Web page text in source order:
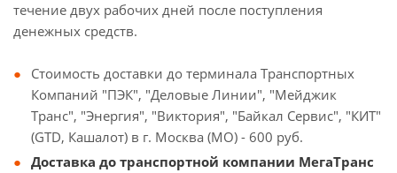
течение двух рабочих дней после поступления
денежных средств.
Стоимость доставки до терминала Транспортных
Компаний "ПЭК", "Деловые Линии", "Мейджик
Транс", "Энергия", "Виктория", "Байкал Сервис", "КИТ"
(GTD, Кашалот) в г. Москва (МО) - 600 руб.
Доставка до транспортной компании МегаТранс